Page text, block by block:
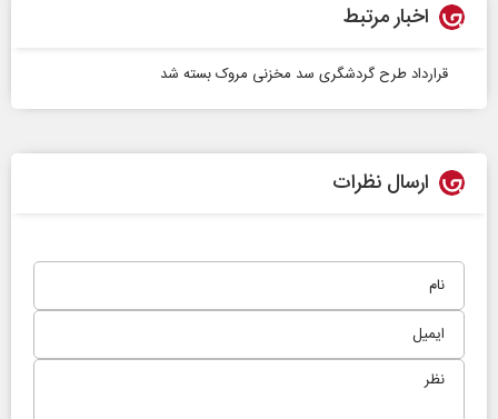
اخبار مرتبط
قرارداد طرح گردشگری سد‌‌ مخزنی مروک بسته شد
ارسال نظرات